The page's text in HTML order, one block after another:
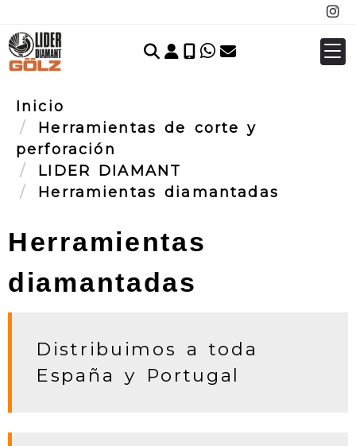
Identifícate
Inicio
Herramientas de corte y
perforación
LIDER DIAMANT
Herramientas diamantadas
Herramientas
diamantadas
Distribuimos a toda
España y Portugal